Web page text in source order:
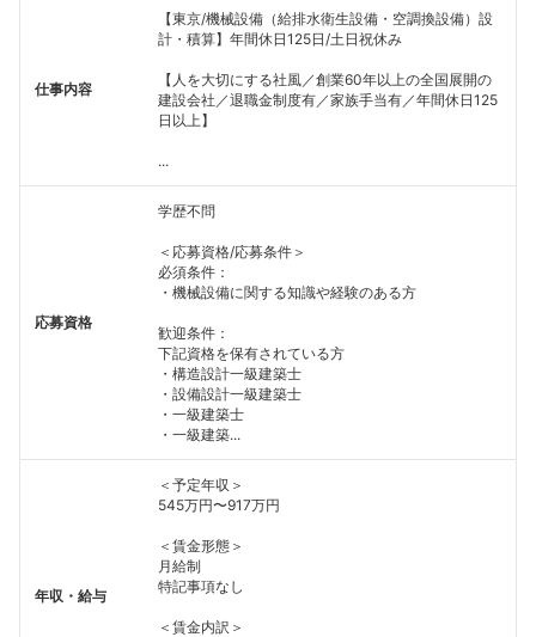
こちらの企業もフォローしませんか？
仕事内容
【東京/機械設備（給排水衛生設備・空調換設備）設
計・積算】年間休日125日/土日祝休み
【人を大切にする社風／創業60年以上の全国展開の
建設会社／退職金制度有／家族手当有／年間休日125
日以上】
...
応募資格
学歴不問
＜応募資格/応募条件＞
必須条件：
・機械設備に関する知識や経験のある方
歓迎条件：
下記資格を保有されている方
・構造設計一級建築士
・設備設計一級建築士
・一級建築士
・一級建築...
年収・給与
＜予定年収＞
545万円〜917万円
＜賃金形態＞
月給制
特記事項なし
＜賃金内訳＞